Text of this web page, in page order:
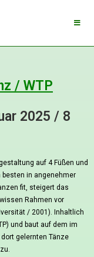
/ WTP
2025 / 8
auf 4 Füßen und
besten in angenehmer
fit, steigert das
Rahmen vor
/ 2001). Inhaltlich
und baut auf dem im
gelernten Tänze